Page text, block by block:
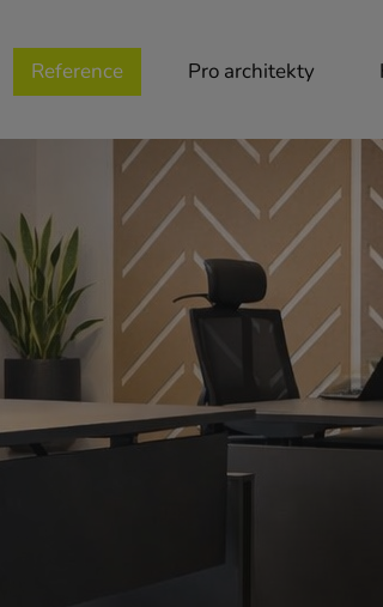
Reference Pro architekty